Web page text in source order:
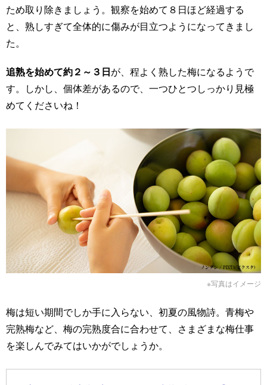
ため取り除きましょう。観察を始めて８日ほど経過する
と、熟しすぎて全体的に傷みが目立つようになってきまし
た。
追熟を始めて約２～３日が、程よく熟した梅になるようで
す。しかし、個体差があるので、一つひとつしっかり見極
めてくださいね！
※写真はイメージ
梅は短い期間でしか手に入らない、初夏の風物詩。青梅や
完熟梅など、梅の完熟度合に合わせて、さまざまな梅仕事
を楽しんでみてはいかがでしょうか。